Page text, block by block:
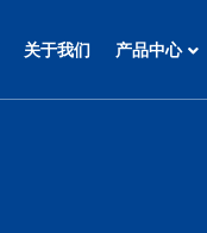
关于我们 产品中心